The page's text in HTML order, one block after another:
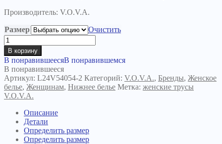
Производитель: V.O.V.A.
Размер
Очистить
Количество
товара
Трусы
Snezana
L24V54054
черные
В корзину
В понравившеесяВ понравившемся
В понравившееся
Артикул: L24V54054-2 Категорий: V.O.V.A., Бренды, Женское
белье, Женщинам, Нижнее белье Метка: женские трусы
V.O.V.A.
Описание
Детали
Определить размер
Определить размер